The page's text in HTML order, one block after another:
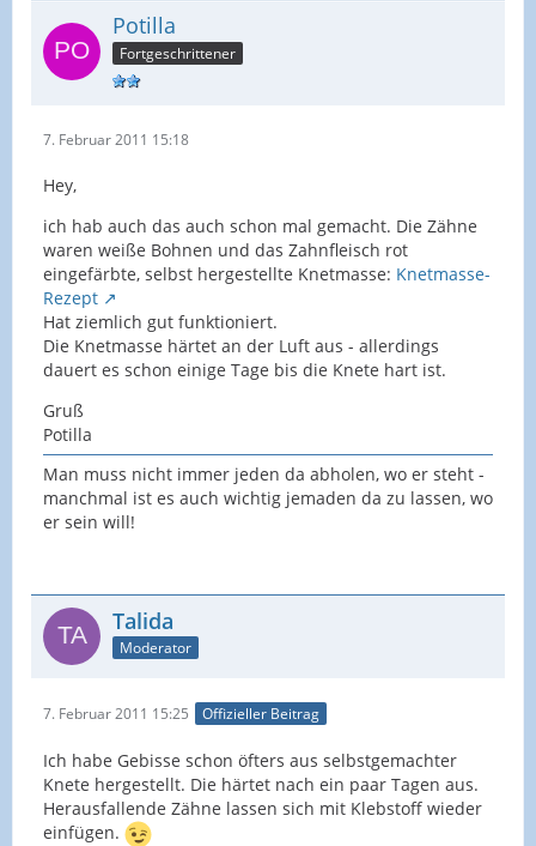
Potilla
Fortgeschrittener
7. Februar 2011 15:18
Hey,
ich hab auch das auch schon mal gemacht. Die Zähne
waren weiße Bohnen und das Zahnfleisch rot
eingefärbte, selbst hergestellte Knetmasse: Knetmasse-
Rezept
Hat ziemlich gut funktioniert.
Die Knetmasse härtet an der Luft aus - allerdings
dauert es schon einige Tage bis die Knete hart ist.
Gruß
Potilla
Man muss nicht immer jeden da abholen, wo er steht -
manchmal ist es auch wichtig jemaden da zu lassen, wo
er sein will!
Talida
Moderator
7. Februar 2011 15:25 Offizieller Beitrag
Ich habe Gebisse schon öfters aus selbstgemachter
Knete hergestellt. Die härtet nach ein paar Tagen aus.
Herausfallende Zähne lassen sich mit Klebstoff wieder
einfügen.